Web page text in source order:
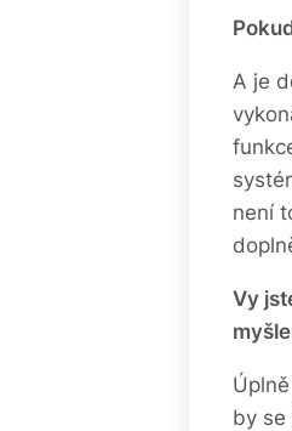
A je
není
Vy
by se